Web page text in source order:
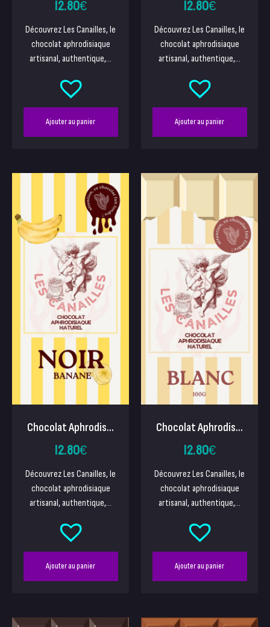
12.80€
Découvrez Les Canailles, le
chocolat aphrodisiaque
artisanal, authentique,...
Ajouter au panier
12.80€
Découvrez Les Canailles, le
chocolat aphrodisiaque
artisanal, authentique,...
Ajouter au panier
Chocolat Aphrodis...
12.80€
Découvrez Les Canailles, le
chocolat aphrodisiaque
artisanal, authentique,...
Ajouter au panier
Chocolat Aphrodis...
12.80€
Découvrez Les Canailles, le
chocolat aphrodisiaque
artisanal, authentique,...
Ajouter au panier